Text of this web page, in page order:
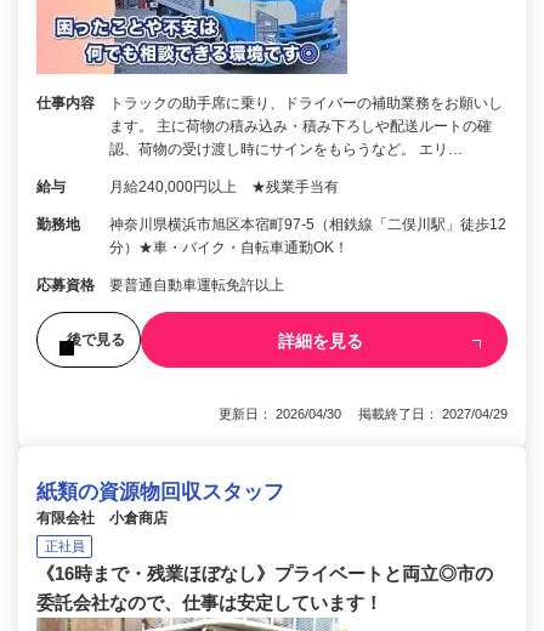
仕事内容
トラックの助手席に乗り、ドライバーの補助業務をお願いし
ます。 主に荷物の積み込み・積み下ろしや配送ルートの確
認、荷物の受け渡し時にサインをもらうなど。 エリ…
給与 月給240,000円以上 ★残業手当有
勤務地
神奈川県横浜市旭区本宿町97-5（相鉄線「二俣川駅」徒歩12
分）★車・バイク・自転車通勤OK！
応募資格 要普通自動車運転免許以上
後で見る 詳細を見る
更新日： 2026/04/30 掲載終了日： 2027/04/29
紙類の資源物回収スタッフ
有限会社 小倉商店
正社員
《16時まで・残業ほぼなし》プライベートと両立◎市の
委託会社なので、仕事は安定しています！